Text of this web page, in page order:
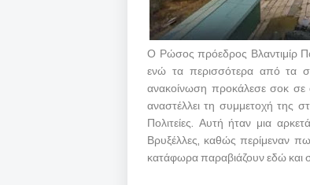
Ο Ρώσος πρόεδρος Βλαντιμίρ
ενώ τα περισσότερα από τα
ανακοίνωση προκάλεσε σοκ σε
αναστέλλει τη συμμετοχή της
Πολιτείες. Αυτή ήταν μια
Βρυξέλλες, καθώς περίμεναν
κατάφωρα παραβιάζουν εδώ και